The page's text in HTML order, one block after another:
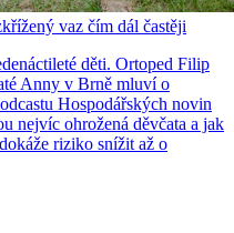
vaz čím dál častěji
děti. Ortoped Filip
Anny v Brně mluví o
Hospodářských novin
nejvíc ohrožená děvčata a jak
riziko snížit až o